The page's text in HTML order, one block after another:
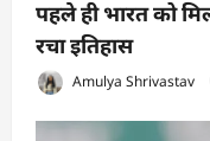
पहले ही भारत को
रचा इतिहास
Amulya Shrivastav